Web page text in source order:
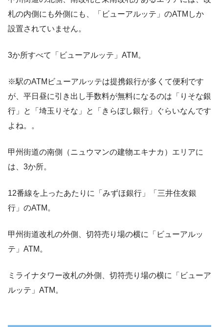
札の内側にも外側にも、「ビューアルッテ」のATMしか
設置されていません。
3か所すべて「ビューアルッテ」ATM。
※駅のATMビューアルッテは提携銀行が多くて便利です
が、平日昼に引き出し手数料が無料になるのは「りそな銀
行」と「埼玉りそな」と「きらぼし銀行」ぐらいなんです
よね。。
甲州街道の南側（ニュウマンの建物エキナカ）エリアに
は、3か所。
12番線を上ったあたりに「みずほ銀行」「三井住友銀
行」のATM。
甲州街道改札の外側、切符売り場の横に「ビューアルッ
テ」ATM。
ミライナタワー改札の外側、切符売り場の横に「ビューア
ルッテ」ATM。